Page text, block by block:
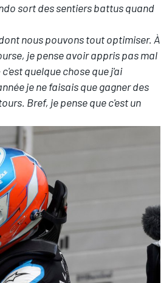
sort des sentiers battus quand
nous pouvons tout optimiser. À
je pense avoir appris pas mal
quelque chose que j'ai
je ne faisais que gagner des
Bref, je pense que c'est un